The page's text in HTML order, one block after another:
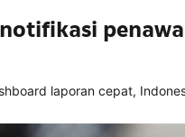
laporan cepat,